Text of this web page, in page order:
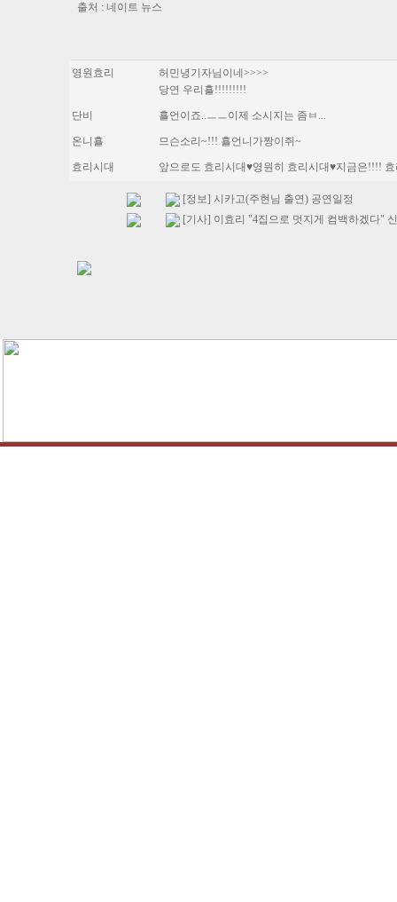
출처 : 네이트 뉴스
영원효리
허민녕기자님이네>>>>
당연 우리횰!!!!!!!!!
단비 횰언이죠..ㅡㅡ이제 소시지는 좀ㅂ...
온니횰 므슨소리~!!! 횰언니가짱이쥐~
효리시대 앞으로도 효리시대♥영원히 효리시대♥지금은!!!!
[정보] 시카고(주현님 출연) 공연일정
[기사] 이효리 "4집으로 멋지게 컴백하겠다"